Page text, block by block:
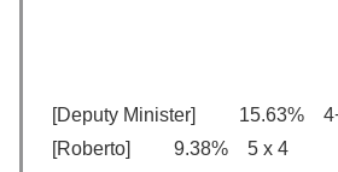
[Deputy Minister] 15.63%
[Roberto] 9.38% 5 x 4